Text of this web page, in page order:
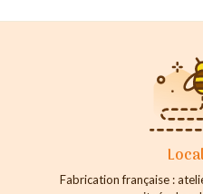
Local
Fabrication française :